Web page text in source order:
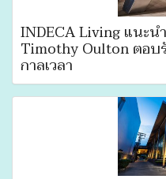
INDECA Living แนะน
Timothy Oulton ตอบ
กาลเวลา